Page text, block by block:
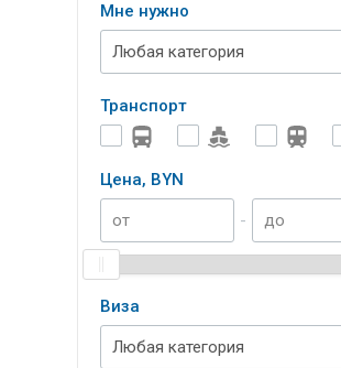
Мне нужно
Транспорт
Цена, BYN
-
Виза